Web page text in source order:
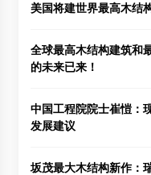
美国将建世界最高木结
全球最高木结构建筑和
的未来已来！
中国工程院院士崔愷：
发展建议
坂茂最大木结构新作：